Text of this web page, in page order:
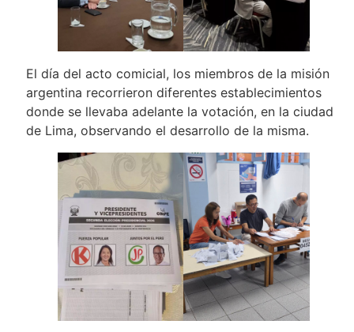
El día del acto comicial, los miembros de la misión
argentina recorrieron diferentes establecimientos
donde se llevaba adelante la votación, en la ciudad
de Lima, observando el desarrollo de la misma.